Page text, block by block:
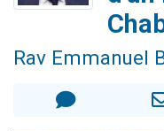
Ariel
Rav Emmanuel